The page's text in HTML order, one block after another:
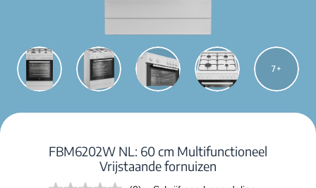
7
FBM6202W NL: 60 cm Multifunctioneel
Vrijstaande fornuizen